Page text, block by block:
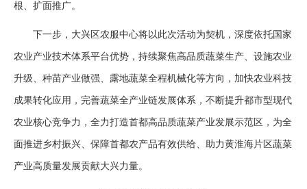
根、扩面推广。
下一步，大兴区农服中心将以此次活动为契机，深度依托国家
农业产业技术体系平台优势，持续聚焦高品质蔬菜生产、设施农业
升级、种苗产业做强、露地蔬菜全程机械化等方向，加快农业科技
成果转化应用，完善蔬菜全产业链发展体系，不断提升都市型现代
农业核心竞争力，全力打造首都高品质蔬菜产业发展示范区，为全
面推进乡村振兴、保障首都农产品有效供给、助力黄淮海片区蔬菜
产业高质量发展贡献大兴力量。